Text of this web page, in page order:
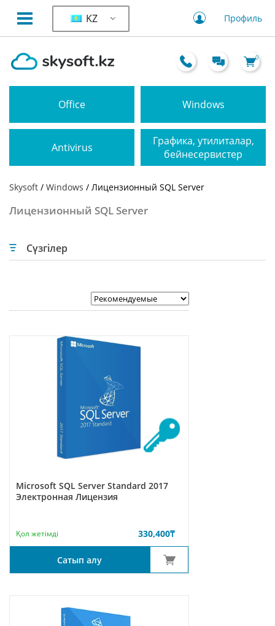
KZ Профиль
0
Office Windows
Antivirus
Графика, утилиталар,
бейнесервистер
Skysoft / Windows / Лицензионный SQL Server
Лицензионный SQL Server
Сүзгілер
Microsoft SQL Server Standard 2017
Электронная Лицензия
Қол жетімді 330,400₸
Сатып алу